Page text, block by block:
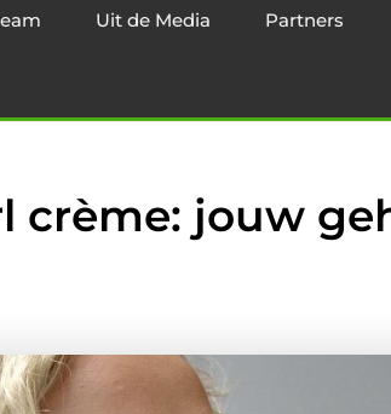
Uit de Media Partners
crème: jouw